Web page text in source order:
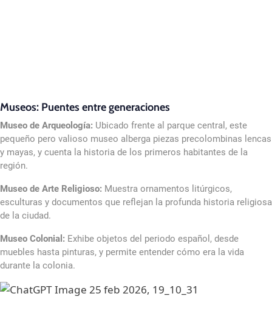
Museos: Puentes entre generaciones
Museo de Arqueología: Ubicado frente al parque central, este
pequeño pero valioso museo alberga piezas precolombinas lencas
y mayas, y cuenta la historia de los primeros habitantes de la
región.
Museo de Arte Religioso: Muestra ornamentos litúrgicos,
esculturas y documentos que reflejan la profunda historia religiosa
de la ciudad.
Museo Colonial: Exhibe objetos del periodo español, desde
muebles hasta pinturas, y permite entender cómo era la vida
durante la colonia.